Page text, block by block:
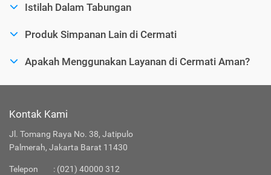
Istilah Dalam Tabungan
Produk Simpanan Lain di Cermati
Apakah Menggunakan Layanan di Cermati Aman?
Kontak Kami
Jl. Tomang Raya No. 38, Jatipulo
Palmerah, Jakarta Barat 11430
Telepon : (021) 40000 312